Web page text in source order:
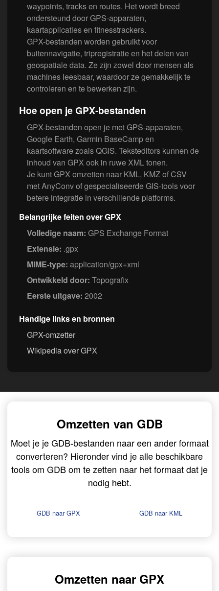
waypoints, tracks en routes. Het wordt breed
ondersteund door GPS-apparaten,
kaartapplicaties en fitnesstrackers.
GPX-bestanden worden gebruikt voor
buitennavigatie, tripregistratie en het delen van
geo­spatiale data. Ze zijn zowel door mensen als
machines leesbaar, waardoor ze gemakkelijk te
controleren en te bewerken zijn.
Hoe open je GPX-bestanden
GPX-bestanden open je met GPS-apparaten,
Google Earth, Garmin BaseCamp en
kaartsoftware zoals QGIS. Teksteditors kunnen de
inhoud van GPX ook in ruwe XML tonen.
Je kunt GPX omzetten naar KML, KMZ of CSV
met AnyConv of gespecialiseerde GIS-tools voor
betere integratie in verschillende platforms.
Belangrijke feiten over GPX
Volledige naam: GPS Exchange Format
Extensie: .gpx
MIME-type: application/gpx+xml
Ontwikkeld door: Topografix
Eerste uitgave: 2002
Handige links en bronnen
GPX-omzetter
Wikipedia over GPX
Omzetten van GDB
Moet je je GDB-bestanden naar een ander formaat
converteren? Hieronder vind je alle beschikbare
tools om GDB om te zetten naar het formaat dat je
nodig hebt.
GDB naar GPX GDB naar KML
Omzetten naar GPX